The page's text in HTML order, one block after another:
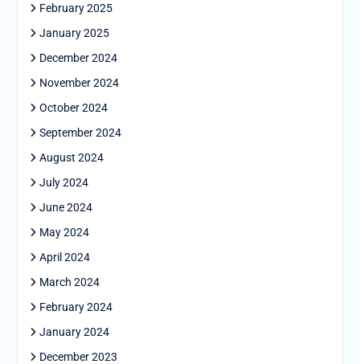
February 2025
January 2025
December 2024
November 2024
October 2024
September 2024
August 2024
July 2024
June 2024
May 2024
April 2024
March 2024
February 2024
January 2024
December 2023